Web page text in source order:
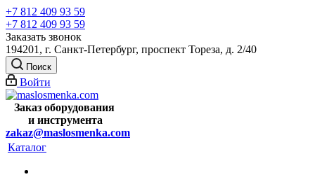
+7 812 409 93 59
+7 812 409 93 59
Заказать звонок
194201, г. Санкт-Петербург, проспект Тореза, д. 2/40
Поиск
Войти
Заказ оборудования
и инструмента
zakaz@maslosmenka.com
Каталог